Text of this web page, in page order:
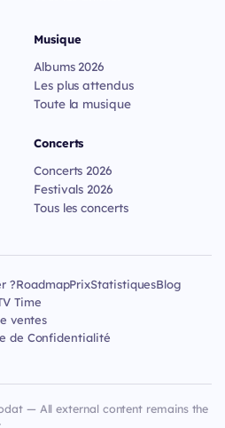
Musique
Albums 2026
Les plus attendus
Toute la musique
Concerts
Concerts 2026
Festivals 2026
Tous les concerts
?RoadmapPrixStatistiquesBlog
Time
ventes
de Confidentialité
— All external content remains the